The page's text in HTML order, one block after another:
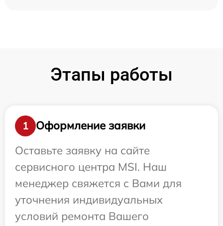
Этапы работы
1
Оформление заявки
Оставьте заявку на сайте
сервисного центра MSI. Наш
менеджер свяжется с Вами для
уточнения индивидуальных
условий ремонта Вашего